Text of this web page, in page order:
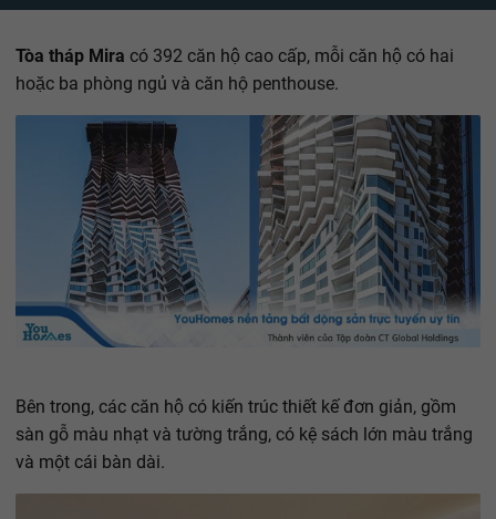
Tòa tháp Mira có 392 căn hộ cao cấp, mỗi căn hộ có hai
hoặc ba phòng ngủ và căn hộ penthouse.
Bên trong, các căn hộ có kiến trúc thiết kế đơn giản, gồm
sàn gỗ màu nhạt và tường trắng, có kệ sách lớn màu trắng
và một cái bàn dài.